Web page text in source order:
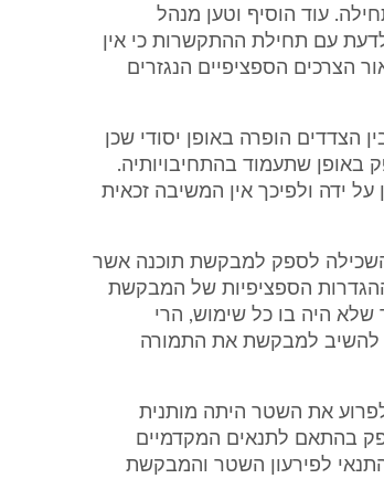
עוד הוסיף וטען מנהל
עם תחילת ההתקשרות כי אין
הצרכים הספציפיים הנגזרים
הצדדים הופרה באופן יסודי שכן
שתעמוד בהתחיבויותיה.
ידה ולפיכך אין המשיבה זכאית
לספק למבקשת תוכנה אשר
הספציפיות של המבקשת
שלא היה בו כל שימוש, הרי
להשיב למבקשת את התמורה
את השטר היתה מותנית
בהתאם לתנאים המקדמיים
לפירעון השטר והמבקשת